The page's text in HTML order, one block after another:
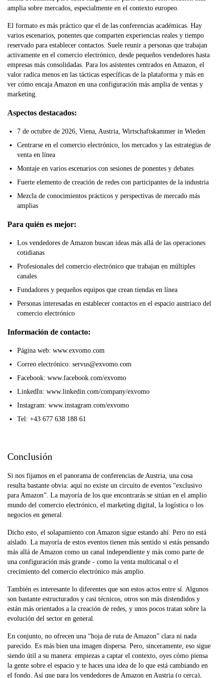
amplia sobre mercados, especialmente en el contexto europeo.
El formato es más práctico que el de las conferencias académicas. Hay
varios escenarios, ponentes que comparten experiencias reales y tiempo
reservado para establecer contactos. Suele reunir a personas que trabajan
activamente en el comercio electrónico, desde pequeños vendedores hasta
empresas más consolidadas. Para los asistentes centrados en Amazon, el
valor radica menos en las tácticas específicas de la plataforma y más en
ver cómo encaja Amazon en una configuración más amplia de ventas y
marketing.
Aspectos destacados:
7 de octubre de 2026, Viena, Austria, Wirtschaftskammer in Wieden
Centrarse en el comercio electrónico, los mercados y las estrategias de
venta en línea
Montaje en varios escenarios con sesiones de ponentes y debates
Fuerte elemento de creación de redes con participantes de la industria
Mezcla de conocimientos prácticos y perspectivas de mercado más
amplias
Para quién es mejor:
Los vendedores de Amazon buscan ideas más allá de las operaciones
cotidianas
Profesionales del comercio electrónico que trabajan en múltiples
canales
Fundadores y pequeños equipos que crean tiendas en línea
Personas interesadas en establecer contactos en el espacio austriaco del
comercio electrónico
Información de contacto:
Página web: www.exvomo.com
Correo electrónico: servus@exvomo.com
Facebook: www.facebook.com/exvomo
LinkedIn: www.linkedin.com/company/exvomo
Instagram: www.instagram.com/exvomo
Tel: +43 677 638 188 61
Conclusión
Si nos fijamos en el panorama de conferencias de Austria, una cosa
resulta bastante obvia: aquí no existe un circuito de eventos “exclusivo
para Amazon”. La mayoría de los que encontrarás se sitúan en el amplio
mundo del comercio electrónico, el marketing digital, la logística o los
negocios en general.
Dicho esto, el solapamiento con Amazon sigue estando ahí. Pero no está
aislado. La mayoría de estos eventos tienen más sentido si estás pensando
más allá de Amazon como un canal independiente y más como parte de
una configuración más grande - como la venta multicanal o el
crecimiento del comercio electrónico más amplio.
También es interesante lo diferentes que son estos actos entre sí. Algunos
son bastante estructurados y casi técnicos, otros son más distendidos y
están más orientados a la creación de redes, y unos pocos tratan sobre la
evolución del sector en general.
En conjunto, no ofrecen una “hoja de ruta de Amazon” clara ni nada
parecido. Es más bien una imagen dispersa. Pero, sinceramente, eso sigue
siendo útil a su manera: empiezas a captar el contexto, oyes cómo piensa
la gente sobre el espacio y te haces una idea de lo que está cambiando en
el fondo. Así que para los vendedores de Amazon en Austria (o cerca),